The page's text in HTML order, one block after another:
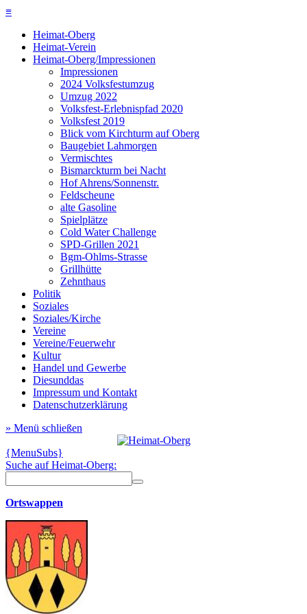
≡
Heimat-Oberg
Heimat-Verein
Heimat-Oberg/Impressionen
Impressionen
2024 Volksfestumzug
Umzug 2022
Volksfest-Erlebnispfad 2020
Volksfest 2019
Blick vom Kirchturm auf Oberg
Baugebiet Lahmorgen
Vermischtes
Bismarckturm bei Nacht
Hof Ahrens/Sonnenstr.
Feldscheune
alte Gasoline
Spielplätze
Cold Water Challenge
SPD-Grillen 2021
Bgm-Ohlms-Strasse
Grillhütte
Zehnthaus
Politik
Soziales
Soziales/Kirche
Vereine
Vereine/Feuerwehr
Kultur
Handel und Gewerbe
Diesunddas
Impressum und Kontakt
Datenschutzerklärung
» Menü schließen
{MenuSubs}
Suche auf Heimat-Oberg:
Ortswappen